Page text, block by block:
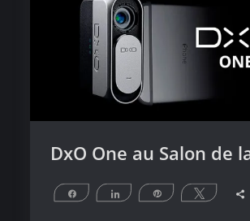
DxO One au Salon de
Partagez Partagez Épingle Tweetez